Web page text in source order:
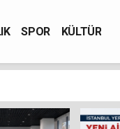
SPOR KÜLTÜR